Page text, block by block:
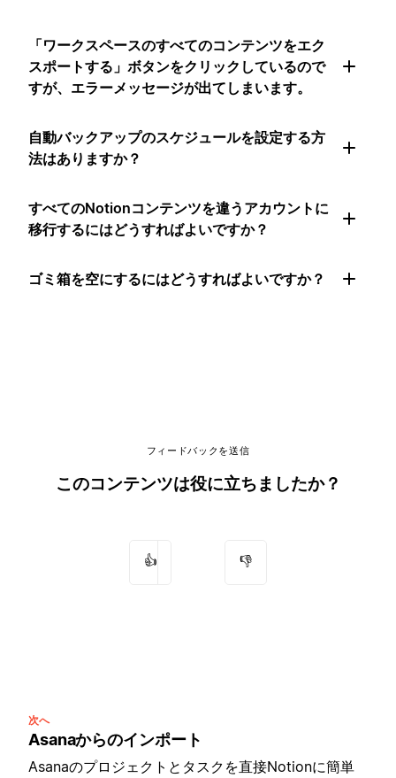
「ワークスペースのすべてのコンテンツをエク
スポートする」ボタンをクリックしているので
すが、エラーメッセージが出てしまいます。
自動バックアップのスケジュールを設定する方
法はありますか？
すべてのNotionコンテンツを違うアカウントに
移行するにはどうすればよいですか？
ゴミ箱を空にするにはどうすればよいですか？
フィードバックを送信
このコンテンツは役に立ちましたか？
👍 👎
次へ
Asanaからのインポート
Asanaのプロジェクトとタスクを直接Notionに簡単